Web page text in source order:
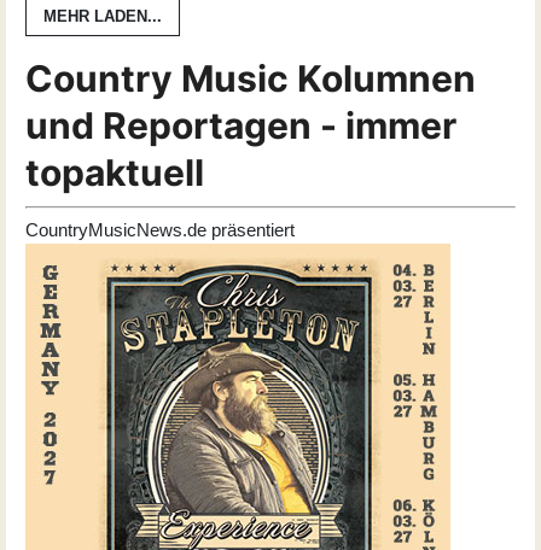
MEHR LADEN...
Country Music Kolumnen
und Reportagen - immer
topaktuell
CountryMusicNews.de präsentiert